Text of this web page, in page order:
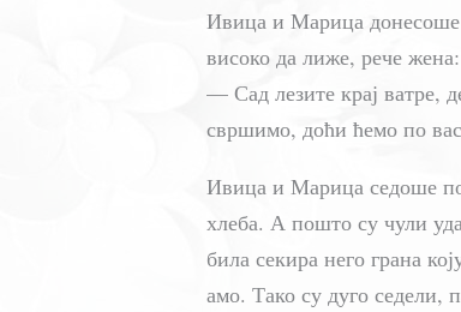
Ивица и Марица донесоше
високо да лиже, рече жена:
— Сад лезите крај ватре,
свршимо, доћи ћемо по
Ивица и Марица седоше
хлеба. А пошто су чули
била секира него грана
амо. Тако су дуго седели,